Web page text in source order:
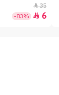
35

6

-83%